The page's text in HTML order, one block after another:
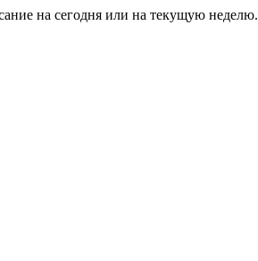
на сегодня или на текущую неделю.